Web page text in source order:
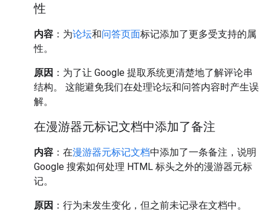
性
内容 ：为论坛和问答页面标记添加了更多受支持的属
性。
原因 ：为了让 Google 提取系统更清楚地了解评论串
结构。 这能避免我们在处理论坛和问答内容时产生误
解。
在漫游器元标记文档中添加了备注
内容 ：在漫游器元标记文档中添加了一条备注，说明
Google 搜索如何处理 HTML 标头之外的漫游器元标
记。
原因 ：行为未发生变化，但之前未记录在文档中。